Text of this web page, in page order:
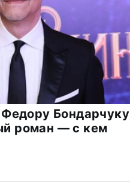
Бондарчуку
роман — с кем